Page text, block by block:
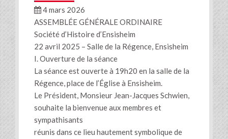
4 mars 2026
ASSEMBLÉE GÉNÉRALE ORDINAIRE
Société d’Histoire d’Ensisheim
22 avril 2025 – Salle de la Régence, Ensisheim
I. Ouverture de la séance
La séance est ouverte à 19h20 en la salle de la
Régence, place de l’Église à Ensisheim.
Le Président, Monsieur Jean-Jacques Schwien,
souhaite la bienvenue aux membres et
sympathisants
réunis dans ce lieu hautement symbolique de